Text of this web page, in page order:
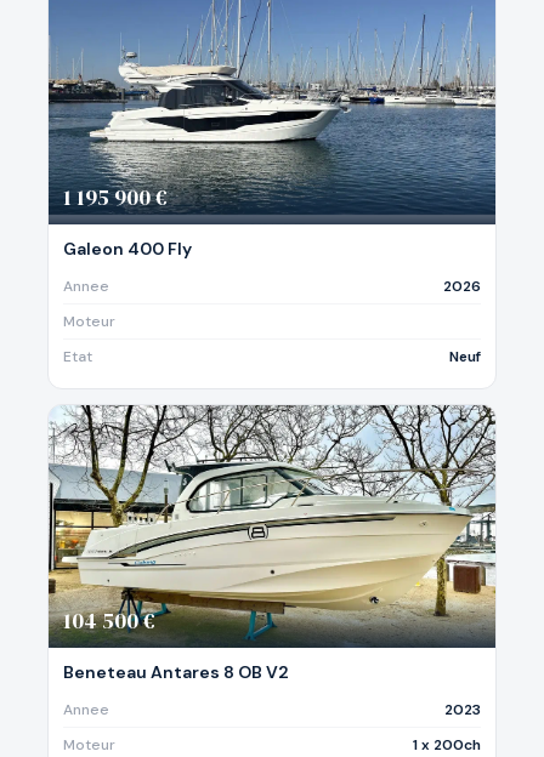
1 195 900 €
Galeon 400 Fly
Annee
2026
Moteur
Etat
Neuf
104 500 €
Beneteau Antares 8 OB V2
Annee
2023
Moteur
1 x 200ch